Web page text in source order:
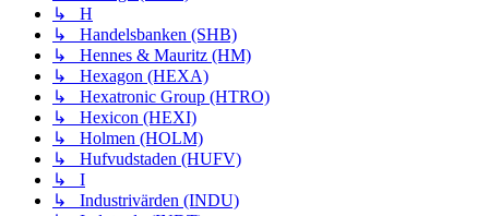
↳ H
↳ Handelsbanken (SHB)
↳ Hennes & Mauritz (HM)
↳ Hexagon (HEXA)
↳ Hexatronic Group (HTRO)
↳ Hexicon (HEXI)
↳ Holmen (HOLM)
↳ Hufvudstaden (HUFV)
↳ I
↳ Industrivärden (INDU)